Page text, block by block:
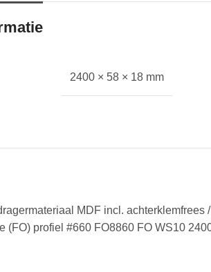
2400 × 58 × 18 mm
MDF incl. achterklemfrees
(FO) profiel #660 FO8860 FO WS10